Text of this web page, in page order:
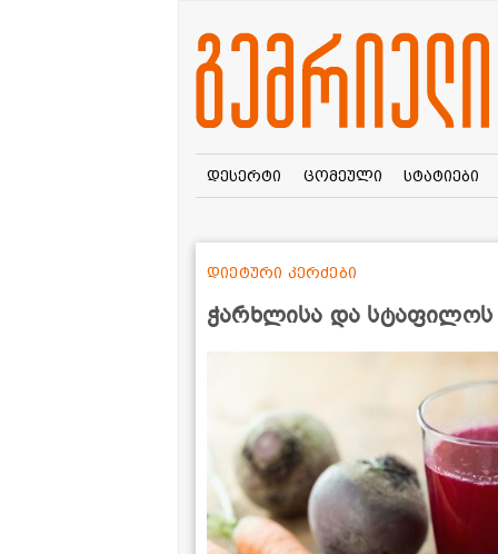
დესერტი ცომეული სტატიები
ჭარხლისა და
დიეტური კერძები